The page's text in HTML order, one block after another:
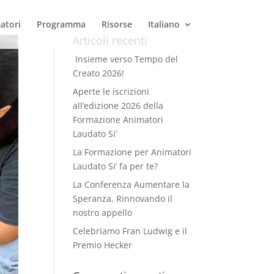
Programma Risorse Italiano
Articoli recenti
Insieme verso Tempo del
Creato 2026!
Aperte le iscrizioni
all’edizione 2026 della
Formazione Animatori
Laudato Si’
La Formazione per Animatori
Laudato Si’ fa per te?
La Conferenza Aumentare la
Speranza, Rinnovando il
nostro appello
Celebriamo Fran Ludwig e il
Premio Hecker